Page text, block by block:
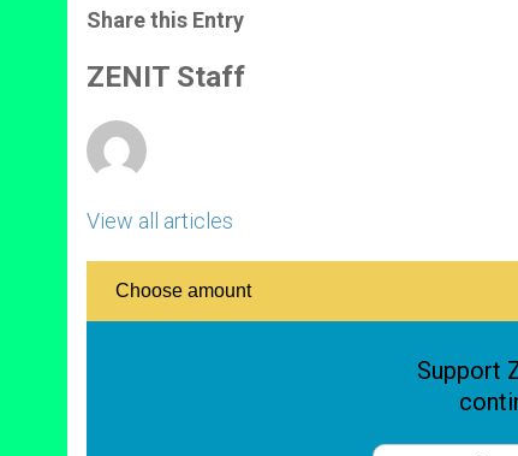
t
s
p
p
s
e
g
e
e
b
o
k
Share this Entry
ZENIT Staff
View all articles